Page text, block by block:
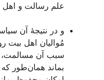
علم‌ رسالت‌ و اهل‌
و در نتيجۀ آن‌
مُواليان‌ اهل‌ بيت‌
سبب‌ آن‌ مسالمت‌،
بماند همان‌طور